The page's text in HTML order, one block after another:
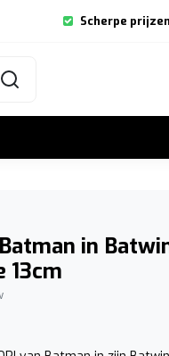
Scherpe prijzen
in
13cm